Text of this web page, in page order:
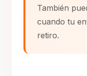
También
cuando tu
retiro.